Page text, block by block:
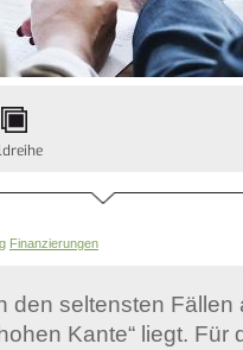
Finanzierungen
den seltensten Fällen
Kante“ liegt. Für